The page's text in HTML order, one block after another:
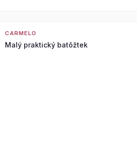
CARMELO
Malý praktický batôžtek